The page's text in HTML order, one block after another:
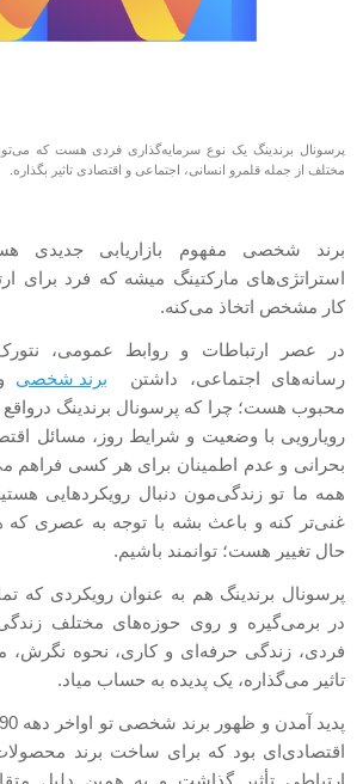
پرسونال برندینگ یک نوع سرمایه‌گذاری‌ فردی هست که
مختلف از جمله قلمرو انسانی، اجتماعی و اقتصادی تاثیر بگذاره.
برند شخصی مفهوم بازاریابی جدیدی
استراتژی‌های مارکتینگ میشه که فرد برای
کار مشخص اتخاذ می‌کنه.
در عصر ارتباطات و روابط عمومی،
رسانه‌های اجتماعی، داشتن برند شخصی
محبوب هست؛ چرا که پرسونال برندینگ درواقع
رویارویی با وضعیت و شرایط روز، مسائل
بحرانی و عدم اطمینان برای هر کسی فراهم
همه ما تو زندگی‌مون دنبال رویکردهایی
غنی‌تر کنه و باعث بشه با توجه به عصری که
حال تغییر هست؛ توانمند باشیم.
پرسونال برندینگ هم به عنوان رویکردی که
در برمی‌گیره و روی حوزه‌های مختلف
فردی، زندگی حرفه‌ای و کاری، نحوه نگرش،
تاثیر می‌گذاره، یک پدیده به حساب میاد.
اقتصادی‌ای بود که برای ساخت برند
ارتباطی تأثیر گذاشت و به همین دلیل